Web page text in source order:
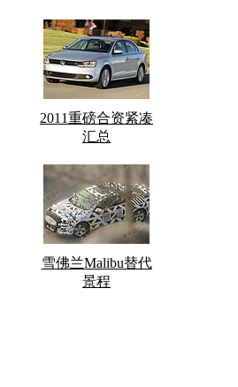
2011重磅合资紧凑
汇总
雪佛兰Malibu替代
景程